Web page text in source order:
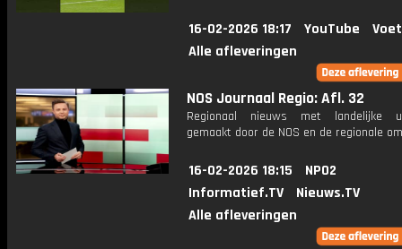
16-02-2026 18:17 YouTube
Alle afleveringen
NOS Journaal Regio: Afl. 32
Regionaal nieuws met landelijke
gemaakt door de NOS en de regionale
16-02-2026 18:15
NPO2
Informatief.TV
Nieuws.TV
Alle afleveringen